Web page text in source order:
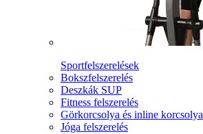
Sportfelszerelések
Bokszfelszerelés
Deszkák SUP
Fitness felszerelés
Görkorcsolya és inline korcsolya
Jóga felszerelés